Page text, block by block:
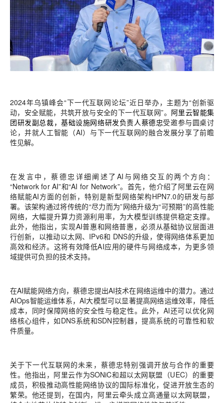
2024年乌镇峰会“下一代互联网论坛”近日举办，主题为“创新驱
动，安全赋能，共筑开放与安全的下一代互联网”。 阿里云智能集
团研发副总裁，基础设施网络研发负责人蔡德忠受邀参与圆桌讨
论，并就人工智能（AI）与下一代互联网的融合发展分享了前瞻
性见解。
在发言中，蔡德忠详细阐述了AI与网络交互的两个方向：
“Network for AI”和“AI for Network”。首先，他介绍了阿里云在网
络赋能AI方面的创新，特别是新型网络架构HPN7.0的研发与部
署。该架构通过将传统的“尽力而为”网络升级为“可预期”的高性能
网络，大幅提升算力资源利用率，为大模型训练提供稳定支撑。
此外，他指出，实现AI普惠和网络普惠，必须从基础协议层面进
行创新，以推动以太网、IPv6和 DNS的升级，使得网络体系更加
高效和经济。这将有效降低AI应用的硬件与网络成本，为更多领
域提供可负担的技术支持。
在AI赋能网络方向，蔡德忠提出AI技术在网络运维中的潜力。通过
AIOps智能运维体系，AI大模型可以显著提高网络运维效率，降低
成本，同时保障网络的安全性与稳定性。此外，AI还可以优化网
络核心组件，如DNS系统和SDN控制器，提高系统的可靠性和软
件质量。
关于下一代互联网的未来，蔡德忠特别强调开放与合作的重要
性。他指出，阿里云作为SONiC和超以太网联盟（UEC）的重要
成员，积极推动高性能网络协议的国际标准化，促进开放生态的
繁荣。他还提到，在国内，阿里云牵头成立高通量以太网联盟，